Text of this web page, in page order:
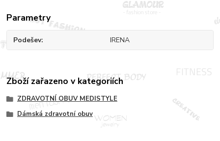
Parametry
Podešev IRENA
Zboží zařazeno v kategoriích
ZDRAVOTNÍ OBUV MEDISTYLE
Dámská zdravotní obuv